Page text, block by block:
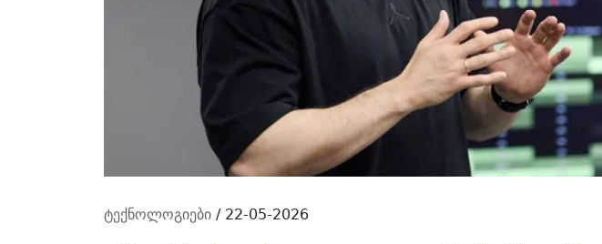
ტექნოლოგიები / 22-05-2026